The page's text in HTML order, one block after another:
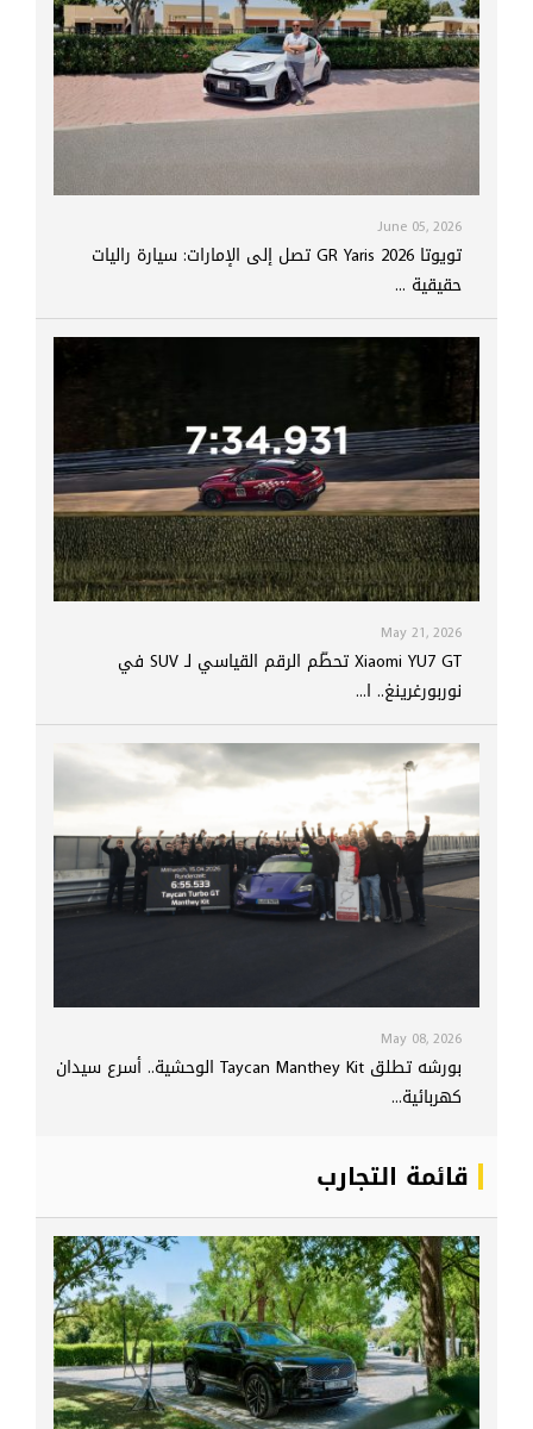
June 05, 2026
تويوتا GR Yaris 2026 تصل إلى الإمارات: سيارة راليات
حقيقية ...
May 21, 2026
Xiaomi YU7 GT تحطّم الرقم القياسي لـ SUV في
نوربورغرينغ.. ا...
May 08, 2026
بورشه تطلق Taycan Manthey Kit الوحشية.. أسرع سيدان
كهربائية...
قائمة التجارب